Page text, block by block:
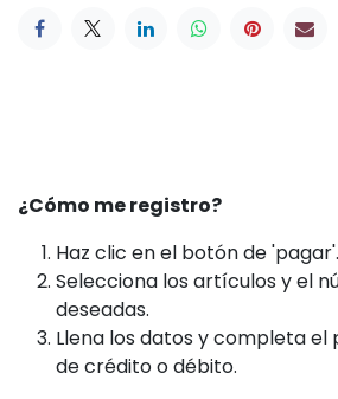
¿Cómo me registro?
Haz clic en el botón de 'pagar'.
Selecciona los artículos y el
deseadas.
Llena los datos y completa
de crédito o débito.